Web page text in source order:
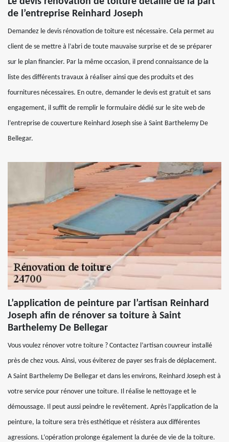
de l’entreprise Reinhard Joseph
Demandez le devis rénovation de toiture est nécessaire. Cela permet au
client de se mettre à l’abri de toute mauvaise surprise et de se préparer
sur le plan financier. Par la même occasion, il prend connaissance de la
liste des différents travaux à réaliser ainsi que des produits et des
fournitures nécessaires. En outre, demander le devis est gratuit et sans
engagement, il suffit de remplir le formulaire dédié sur le site web de
l’entreprise de couverture Reinhard Joseph sise à Saint Barthelemy De
Bellegar.
L’application de peinture par l’artisan Reinhard
Joseph afin de rénover sa toiture à Saint
Barthelemy De Bellegar
Vous voulez rénover votre toiture ? Contactez l’artisan couvreur installé
près de chez vous. Ainsi, vous éviterez de payer ses frais de déplacement.
A Saint Barthelemy De Bellegar et dans les environs, Reinhard Joseph est à
votre service pour rénover une toiture. Il réalise le nettoyage et le
démoussage. Il peut aussi peindre le revêtement. Après l’application de la
peinture, la toiture sera très esthétique et résistera aux différentes
agressions. L’opération prolonge également la durée de vie de la toiture.